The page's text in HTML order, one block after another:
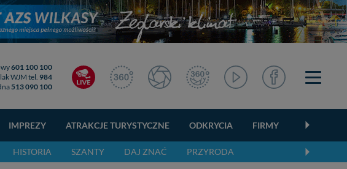
601 100 100
WJM tel. 984
513 090 100
IMPREZY ATRAKCJE TURYSTYCZNE ODKRYCIA FIRMY
HISTORIA SZANTY DAJ ZNAĆ PRZYRODA